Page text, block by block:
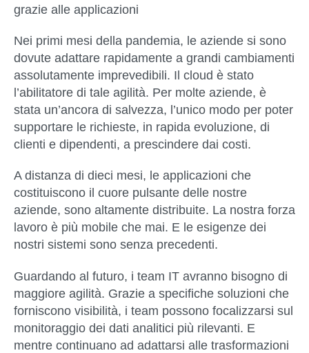
grazie alle applicazioni
Nei primi mesi della pandemia, le aziende si sono
dovute adattare rapidamente a grandi cambiamenti
assolutamente imprevedibili. Il cloud è stato
l’abilitatore di tale agilità. Per molte aziende, è
stata un’ancora di salvezza, l’unico modo per poter
supportare le richieste, in rapida evoluzione, di
clienti e dipendenti, a prescindere dai costi.
A distanza di dieci mesi, le applicazioni che
costituiscono il cuore pulsante delle nostre
aziende, sono altamente distribuite. La nostra forza
lavoro è più mobile che mai. E le esigenze dei
nostri sistemi sono senza precedenti.
Guardando al futuro, i team IT avranno bisogno di
maggiore agilità. Grazie a specifiche soluzioni che
forniscono visibilità, i team possono focalizzarsi sul
monitoraggio dei dati analitici più rilevanti. E
mentre continuano ad adattarsi alle trasformazioni